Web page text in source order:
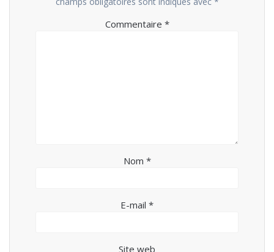
Commentaire *
Nom *
E-mail *
Site web